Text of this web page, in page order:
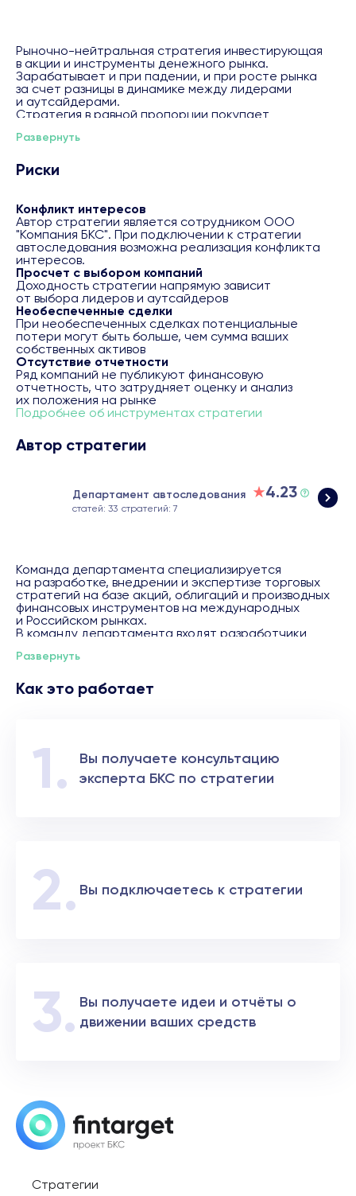
Рыночно-нейтральная стратегия инвестирующая
в акции и инструменты денежного рынка.
Зарабатывает и при падении, и при росте рынка
за счет разницы в динамике между лидерами
и аутсайдерами.
Стратегия в равной пропорции покупает
на потенциально слабые. А в периоды повышенной
денежного рынка.
Компании отбирают на основе анализа бизнес-
рыночной ситуации.
Сильные компании обычно превосходят средний
рыночный рост и устойчивы во время спада, а
слабые быстрее дешевеют во время спада и
отстают при росте рынка.
Портфель стратегии сбалансирован, позиции лонг
полностью уравновешивают шорт, и наоборот.
Прибыль формируется из разницы в динамике между
лидерами и аутсайдерами.
Будущая доходность не гарантируется.
Вероятность достижения 50.0%.Методика расчета
будущей доходности ( потенциала роста) и
вероятности её ( его) достижения доступна на
странице:https://bcs.ru/regulatory
При подключении услуги "Автоследование" клиент подтверждает факт
ознакомления с информацией, предусмотренной подпунктами 1.9, 1.10 и
программам для электронных вычислительных машин, используемым для
Развернуть
Риски
Конфликт интересов
Автор стратегии является сотрудником ООО
"Компания БКС". При подключении к стратегии
автоследования возможна реализация конфликта
интересов.
Просчет с выбором компаний
Доходность стратегии напрямую зависит
от выбора лидеров и аутсайдеров
Необеспеченные сделки
При необеспеченных сделках потенциальные
потери могут быть больше, чем сумма ваших
собственных активов
Отсутствие отчетности
Ряд компаний не публикуют финансовую
отчетность, что затрудняет оценку и анализ
их положения на рынке
Подробнее об инструментах стратегии
Автор стратегии
Департамент автоследования 4.23
статей: 33 стратегий: 7
Команда департамента специализируется
на разработке, внедрении и экспертизе торговых
стратегий на базе акций, облигаций и производных
финансовых инструментов на международных
и Российском рынках.
В команду департамента входят разработчики
работы на фондовом рынке. Департамент
контент, который ложится в основу создания
стратегий. При создании стратегии
Особое внимание уделяется риск-менеджменту,
риск-аналитики департамента и компании БКС
регулярно проверяют соответствие стратегий
ключевым параметрам.
Развернуть
Как это работает
Вы получаете консультацию
эксперта БКС по стратегии
Вы подключаетесь к стратегии
Вы получаете идеи и отчёты о
движении ваших средств
Стратегии